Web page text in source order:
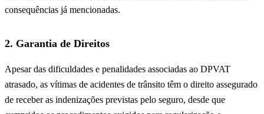
consequências já mencionadas.
2. Garantia de Direitos
Apesar das dificuldades e penalidades associadas ao DPVAT
atrasado, as vítimas de acidentes de trânsito têm o direito assegurado
de receber as indenizações previstas pelo seguro, desde que